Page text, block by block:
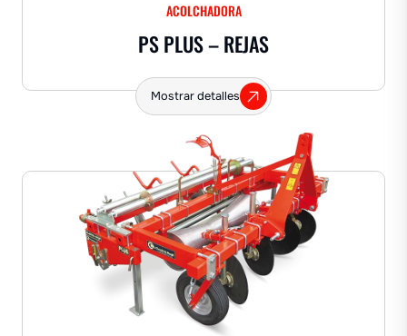
ACOLCHADORA
PS PLUS – REJAS
Mostrar detalles